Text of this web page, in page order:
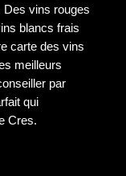
Des vins rouges
blancs frais
carte des vins
meilleurs
par
qui
Cres.